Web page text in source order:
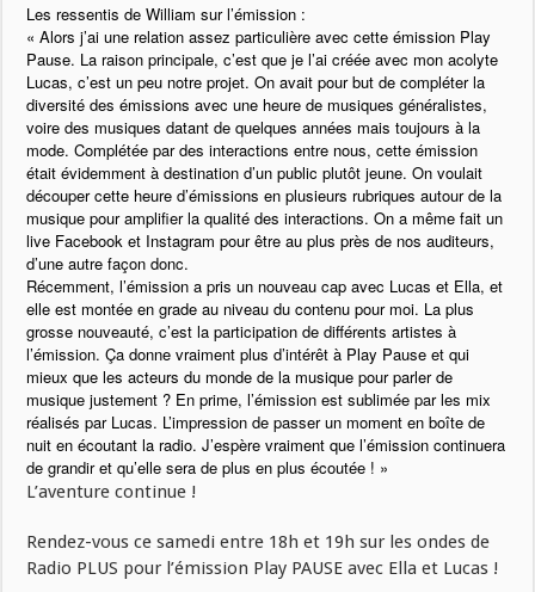
Les ressentis de William sur l’émission :
« Alors j’ai une relation assez particulière avec cette émission Play
Pause. La raison principale, c’est que je l’ai créée avec mon acolyte
Lucas, c’est un peu notre projet. On avait pour but de compléter la
diversité des émissions avec une heure de musiques généralistes,
voire des musiques datant de quelques années mais toujours à la
mode. Complétée par des interactions entre nous, cette émission
était évidemment à destination d’un public plutôt jeune. On voulait
découper cette heure d’émissions en plusieurs rubriques autour de la
musique pour amplifier la qualité des interactions. On a même fait un
live Facebook et Instagram pour être au plus près de nos auditeurs,
d’une autre façon donc.
Récemment, l’émission a pris un nouveau cap avec Lucas et Ella, et
elle est montée en grade au niveau du contenu pour moi. La plus
grosse nouveauté, c’est la participation de différents artistes à
l’émission. Ça donne vraiment plus d’intérêt à Play Pause et qui
mieux que les acteurs du monde de la musique pour parler de
musique justement ? En prime, l’émission est sublimée par les mix
réalisés par Lucas. L’impression de passer un moment en boîte de
nuit en écoutant la radio. J’espère vraiment que l’émission continuera
de grandir et qu’elle sera de plus en plus écoutée ! »
L’aventure continue !
Rendez-vous ce samedi entre 18h et 19h sur les ondes de
Radio PLUS pour l’émission Play PAUSE avec Ella et Lucas !